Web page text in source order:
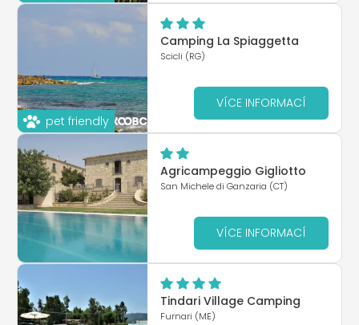
pet friendly
Camping La Spiaggetta
Scicli (RG)
VÍCE INFORMACÍ
Agricampeggio Gigliotto
San Michele di Ganzaria (CT)
VÍCE INFORMACÍ
Tindari Village Camping
Furnari (ME)